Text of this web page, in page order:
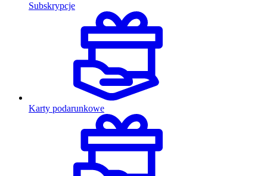
Subskrypcje
Karty podarunkowe